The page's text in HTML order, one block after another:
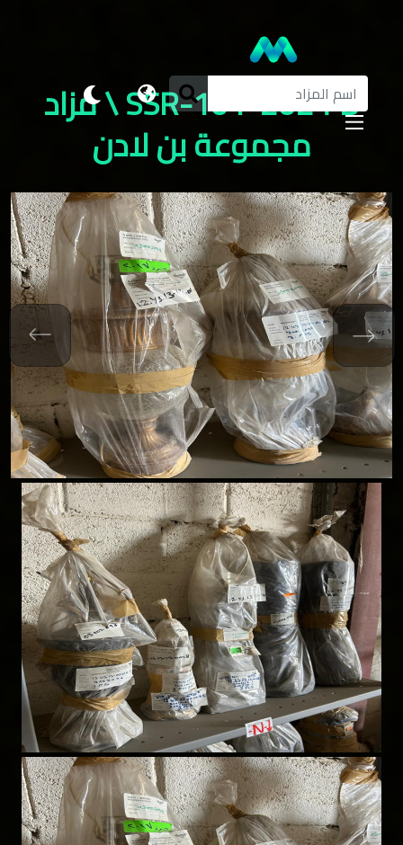
SSR-101-2024 B \ مزاد
مجموعة بن لادن